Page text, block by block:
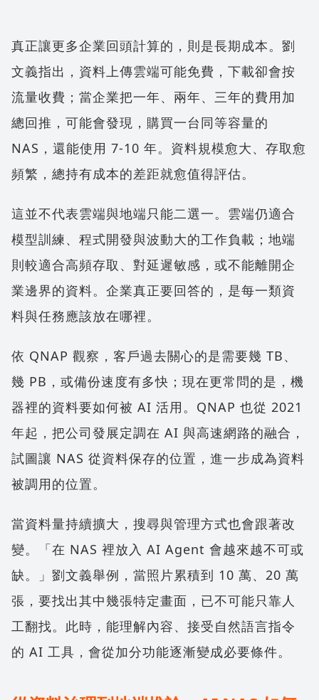
真正讓更多企業回頭計算的，則是長期成本。劉
文義指出，資料上傳雲端可能免費，下載卻會按
流量收費；當企業把一年、兩年、三年的費用加
總回推，可能會發現，購買一台同等容量的
NAS，還能使用 7-10 年。資料規模愈大、存取愈
頻繁，總持有成本的差距就愈值得評估。
這並不代表雲端與地端只能二選一。雲端仍適合
模型訓練、程式開發與波動大的工作負載；地端
則較適合高頻存取、對延遲敏感，或不能離開企
業邊界的資料。企業真正要回答的，是每一類資
料與任務應該放在哪裡。
依 QNAP 觀察，客戶過去關心的是需要幾 TB、
幾 PB，或備份速度有多快；現在更常問的是，機
器裡的資料要如何被 AI 活用。QNAP 也從 2021
年起，把公司發展定調在 AI 與高速網路的融合，
試圖讓 NAS 從資料保存的位置，進一步成為資料
被調用的位置。
當資料量持續擴大，搜尋與管理方式也會跟著改
變。「在 NAS 裡放入 AI Agent 會越來越不可或
缺。」劉文義舉例，當照片累積到 10 萬、20 萬
張，要找出其中幾張特定畫面，已不可能只靠人
工翻找。此時，能理解內容、接受自然語言指令
的 AI 工具，會從加分功能逐漸變成必要條件。